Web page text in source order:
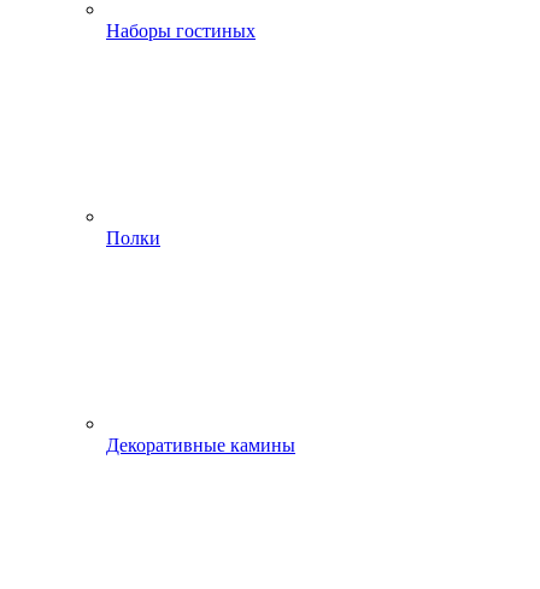
Наборы гостиных
Полки
Декоративные камины